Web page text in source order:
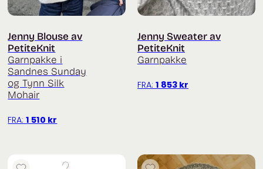
Jenny Blouse av
PetiteKnit
Garnpakke i
Sandnes Sunday
og Tynn Silk
Mohair
FRA:1 510 kr
Jenny Sweater av
PetiteKnit
Garnpakke
FRA: 1 853 kr